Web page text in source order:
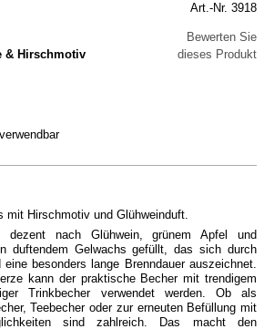
Art.-Nr. 3918
& Hirschmotiv
Bewerten Sie
dieses Produkt
mit Hirschmotiv und Glühweinduft.
nach Glühwein, grünem Apfel und
duftendem Gelwachs gefüllt, das sich durch
besonders lange Brenndauer auszeichnet.
kann der praktische Becher mit trendigem
Trinkbecher verwendet werden. Ob als
Teebecher oder zur erneuten Befüllung mit
sind zahlreich. Das macht den